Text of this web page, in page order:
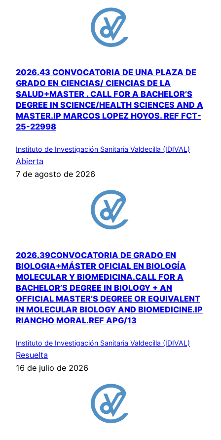
2026.43 CONVOCATORIA DE UNA PLAZA DE
GRADO EN CIENCIAS/ CIENCIAS DE LA
SALUD+MASTER . CALL FOR A BACHELOR’S
DEGREE IN SCIENCE/HEALTH SCIENCES AND A
MASTER.IP MARCOS LOPEZ HOYOS. REF FCT-
25-22998
Instituto de Investigación Sanitaria Valdecilla (IDIVAL)
Abierta
7 de agosto de 2026
2026.39CONVOCATORIA DE GRADO EN
BIOLOGIA+MÁSTER OFICIAL EN BIOLOGÍA
MOLECULAR Y BIOMEDICINA.CALL FOR A
BACHELOR’S DEGREE IN BIOLOGY + AN
OFFICIAL MASTER’S DEGREE OR EQUIVALENT
IN MOLECULAR BIOLOGY AND BIOMEDICINE.IP
RIANCHO MORAL.REF APG/13
Instituto de Investigación Sanitaria Valdecilla (IDIVAL)
Resuelta
16 de julio de 2026